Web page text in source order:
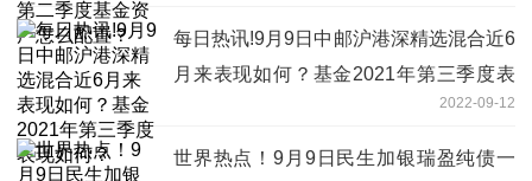
每日热讯!9月9日中邮沪港深精选混合近6
月来表现如何？基金2021年第三季度表
2022-09-12
世界热点！9月9日民生加银瑞盈纯债一